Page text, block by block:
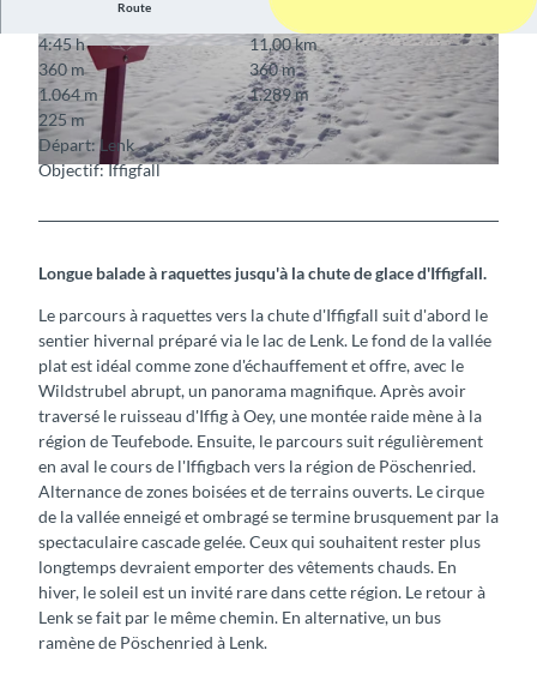
© Berner Wanderwege
© Berner Wanderwege © Berner Wanderwege
Route
4:45 h
11,00 km
360 m
360 m
1.064 m
1.289 m
225 m
Départ: Lenk
Objectif: Iffigfall
Longue balade à raquettes jusqu'à la chute de glace d'Iffigfall.
Le parcours à raquettes vers la chute d'Iffigfall suit d'abord le
sentier hivernal préparé via le lac de Lenk. Le fond de la vallée
plat est idéal comme zone d'échauffement et offre, avec le
Wildstrubel abrupt, un panorama magnifique. Après avoir
traversé le ruisseau d'Iffig à Oey, une montée raide mène à la
région de Teufebode. Ensuite, le parcours suit régulièrement
en aval le cours de l'Iffigbach vers la région de Pöschenried.
Alternance de zones boisées et de terrains ouverts. Le cirque
de la vallée enneigé et ombragé se termine brusquement par la
spectaculaire cascade gelée. Ceux qui souhaitent rester plus
longtemps devraient emporter des vêtements chauds. En
hiver, le soleil est un invité rare dans cette région. Le retour à
Lenk se fait par le même chemin. En alternative, un bus
ramène de Pöschenried à Lenk.